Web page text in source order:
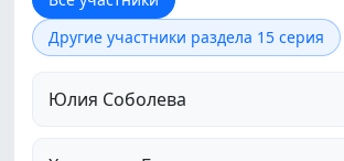
Другие участники раздела 15 серия
Юлия Соболева